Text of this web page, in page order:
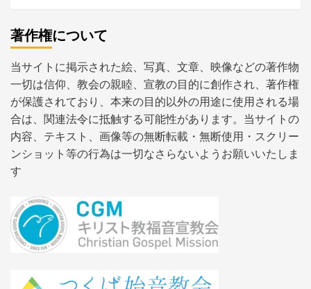
著作権について
当サイトに掲示された絵、写真、文章、映像などの著作物
一切は信仰、教会の親睦、宣教の目的に創作され、著作権
が保護されており、本来の目的以外の用途に使用される場
合は、関連法令に抵触する可能性があります。当サイトの
内容、テキスト、画像等の無断転載・無断使用・スクリー
ンショット等の行為は一切なさらないようお願いいたしま
す